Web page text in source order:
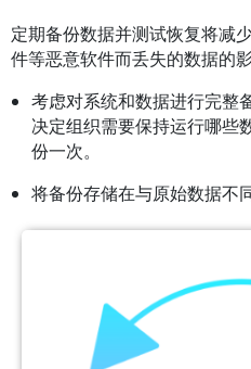
定期备份数据并测试恢复将减
件等恶意软件而丢失的数据的影
考虑对系统和数据进行完整
决定组织需要保持运行哪些
份一次。
将备份存储在与原始数据不